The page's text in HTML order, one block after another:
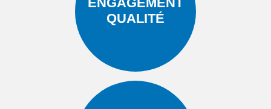
QUALITÉ